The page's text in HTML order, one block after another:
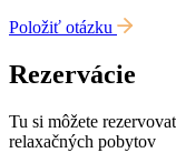
Položiť otázku
Rezervácie
Tu si môžete
relaxačných pobytov